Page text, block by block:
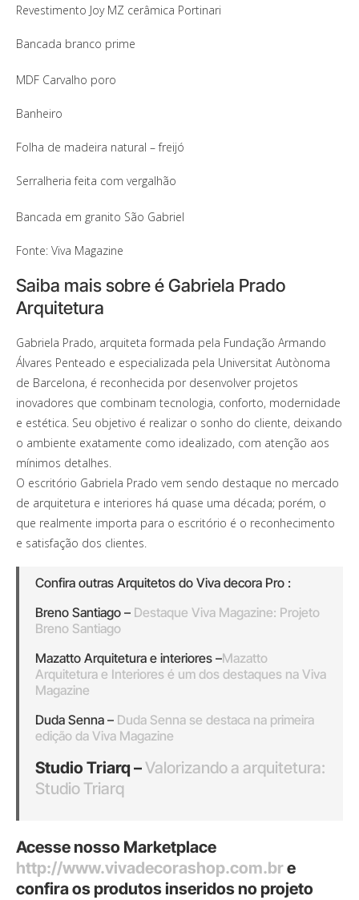
Revestimento Joy MZ cerâmica Portinari
Bancada branco prime
MDF Carvalho poro
Banheiro
Folha de madeira natural – freijó
Serralheria feita com vergalhão
Bancada em granito São Gabriel
Fonte: Viva Magazine
Saiba mais sobre é Gabriela Prado
Arquitetura
Gabriela Prado, arquiteta formada pela Fundação Armando
Álvares Penteado e especializada pela Universitat Autònoma
de Barcelona, é reconhecida por desenvolver projetos
inovadores que combinam tecnologia, conforto, modernidade
e estética. Seu objetivo é realizar o sonho do cliente, deixando
o ambiente exatamente como idealizado, com atenção aos
mínimos detalhes.
O escritório Gabriela Prado vem sendo destaque no mercado
de arquitetura e interiores há quase uma década; porém, o
que realmente importa para o escritório é o reconhecimento
e satisfação dos clientes.
Confira outras Arquitetos do Viva decora Pro :
Breno Santiago – Destaque Viva Magazine: Projeto
Breno Santiago
Mazatto Arquitetura e interiores –Mazatto
Arquitetura e Interiores é um dos destaques na Viva
Magazine
Duda Senna – Duda Senna se destaca na primeira
edição da Viva Magazine
Studio Triarq –Valorizando a arquitetura:
Studio Triarq
Acesse nosso Marketplace
http://www.vivadecorashop.com.bre
confira os produtos inseridos no projeto